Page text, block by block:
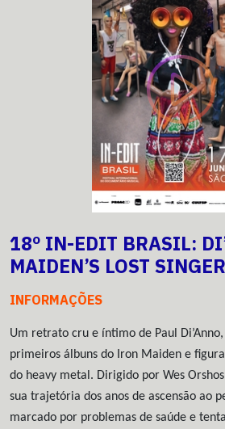
18º IN-EDIT BRASIL:
MAIDEN’S LOST SINGER
INFORMAÇÕES
Um retrato cru e íntimo de Paul
primeiros álbuns do Iron Maiden e
do heavy metal. Dirigido por Wes
sua trajetória dos anos de ascensão ao
marcado por problemas de saúde e